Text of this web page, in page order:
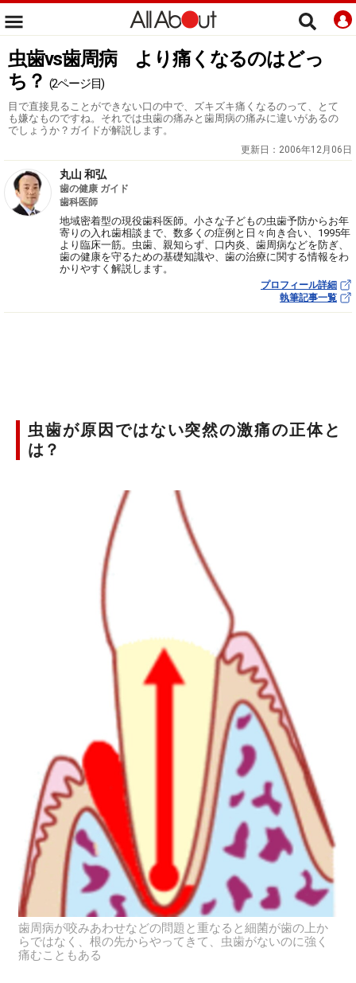
虫歯vs歯周病 より痛くなるのはどっ
ち？ (2ページ目)
目で直接見ることができない口の中で、ズキズキ痛くなるのって、とて
も嫌なものですね。それでは虫歯の痛みと歯周病の痛みに違いがあるの
でしょうか？ガイドが解説します。
更新日： 2006年12月06日
丸山 和弘
歯の健康 ガイド
歯科医師
地域密着型の現役歯科医師。小さな子どもの虫歯予防からお年
寄りの入れ歯相談まで、数多くの症例と日々向き合い、1995年
より臨床一筋。虫歯、親知らず、口内炎、歯周病などを防ぎ、
歯の健康を守るための基礎知識や、歯の治療に関する情報をわ
かりやすく解説します。
プロフィール詳細
執筆記事一覧
虫歯が原因ではない突然の激痛の正体と
は？
歯周病が咬みあわせなどの問題と重なると細菌が歯の上か
らではなく、根の先からやってきて、虫歯がないのに強く
痛むこともある